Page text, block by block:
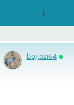
|
bogozi64